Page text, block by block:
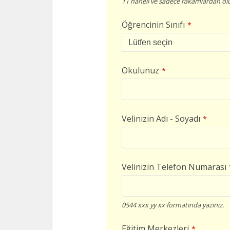
Öğrencinin Sınıfı *
Okulunuz *
Velinizin Adı - Soyadı *
Velinizin Telefon Numarası
0544 xxx yy xx formatında yazınız.